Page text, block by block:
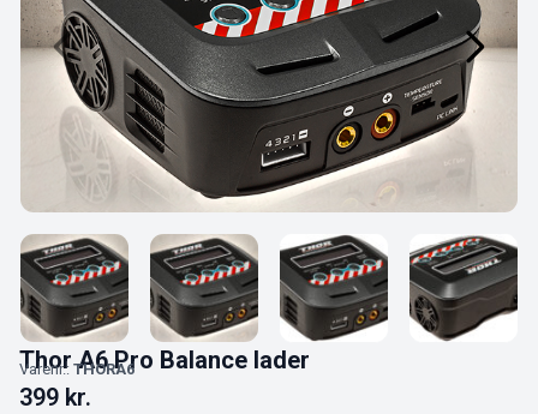
Thor A6 Pro Balance lader
Varenr.: THORA6
399 kr.